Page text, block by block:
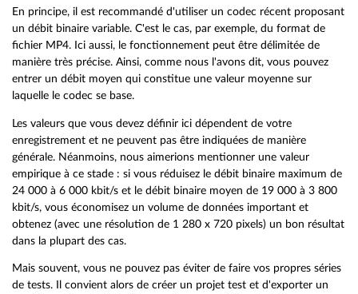
En principe, il est recommandé d'utiliser un codec récent proposant
un débit binaire variable. C'est le cas, par exemple, du format de
fichier MP4. Ici aussi, le fonctionnement peut être délimitée de
manière très précise. Ainsi, comme nous l'avons dit, vous pouvez
entrer un débit moyen qui constitue une valeur moyenne sur
laquelle le codec se base.
Les valeurs que vous devez définir ici dépendent de votre
enregistrement et ne peuvent pas être indiquées de manière
générale. Néanmoins, nous aimerions mentionner une valeur
empirique à ce stade : si vous réduisez le débit binaire maximum de
24 000 à 6 000 kbit/s et le débit binaire moyen de 19 000 à 3 800
kbit/s, vous économisez un volume de données important et
obtenez (avec une résolution de 1 280 x 720 pixels) un bon résultat
dans la plupart des cas.
Mais souvent, vous ne pouvez pas éviter de faire vos propres séries
de tests. Il convient alors de créer un projet test et d'exporter un